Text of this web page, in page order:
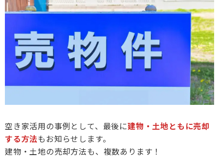
空き家活用の事例として、最後に建物・土地ともに売却
する方法もお知らせします。
建物・土地の売却方法も、複数あります！